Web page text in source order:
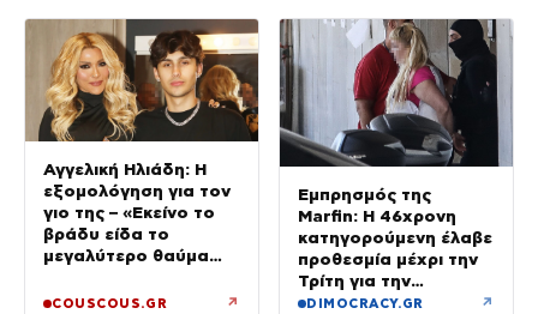
Αγγελική Ηλιάδη: Η
εξομολόγηση για τον
γιο της – «Εκείνο το
βράδυ είδα το
μεγαλύτερο θαύμα
COUSCOUS.GR ↗
Εμπρησμός της
Marfin: Η 46χρονη
κατηγορούμενη έλαβε
προθεσμία μέχρι την
Τρίτη για την
απολογία της
DIMOCRACY.GR ↗